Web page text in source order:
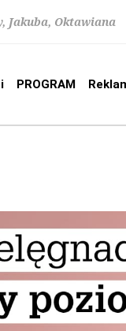
Jakuba, Oktawiana
PROGRAM